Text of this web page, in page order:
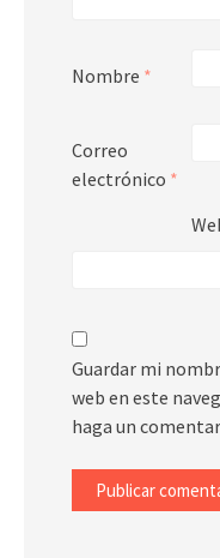
Nombre *
Correo
electrónico *
Guardar mi
web en este
haga un